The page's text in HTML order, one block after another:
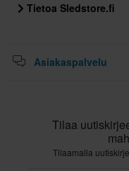
Tietoa Sledstore.fi
Asiakaspalvelu
Tilaa
Tilaamalla